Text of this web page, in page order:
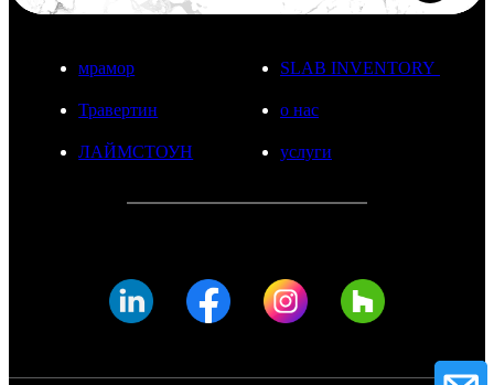
мрамор
Травертин
ЛАЙМСТОУН
о нас
SLAB INVENTORY
услуги